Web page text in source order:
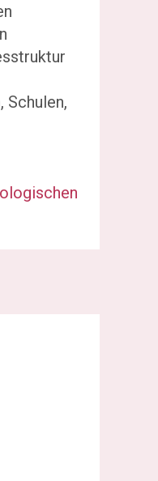
Schulen,